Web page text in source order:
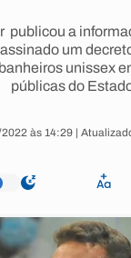
publicou a
um
unissex
públicas do
às 14:29 |